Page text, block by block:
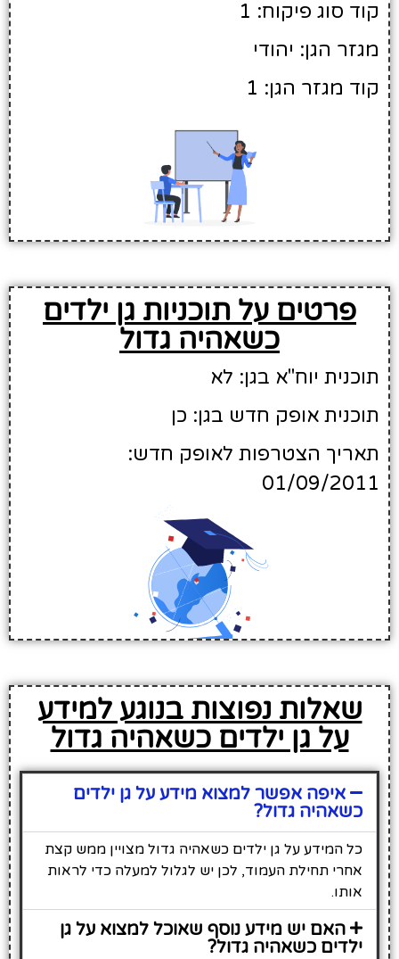
קוד סוג פיקוח: 1
מגזר הגן: יהודי
קוד מגזר הגן: 1
פרטים על תוכניות גן ילדים
כשאהיה גדול
תוכנית יוח"א בגן: לא
תוכנית אופק חדש בגן: כן
תאריך הצטרפות לאופק חדש:
01/09/2011
שאלות נפוצות בנוגע למידע
על גן ילדים כשאהיה גדול
איפה אפשר למצוא מידע על גן ילדים
כשאהיה גדול?
כל המידע על גן ילדים כשאהיה גדול מצויין ממש קצת
אחרי תחילת העמוד, לכן יש לגלול למעלה כדי לראות
אותו.
האם יש מידע נוסף שאוכל למצוא על גן
ילדים כשאהיה גדול?